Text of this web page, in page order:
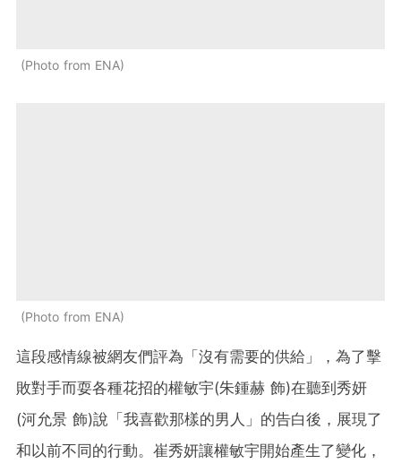
Photo from ENA
Photo from ENA
這段感情線被網友們評為「沒有需要的供給」，為了擊
敗對手而耍各種花招的權敏宇(朱鍾赫 飾)在聽到秀妍
(河允景 飾)說「我喜歡那樣的男人」的告白後，展現了
和以前不同的行動。崔秀妍讓權敏宇開始產生了變化，